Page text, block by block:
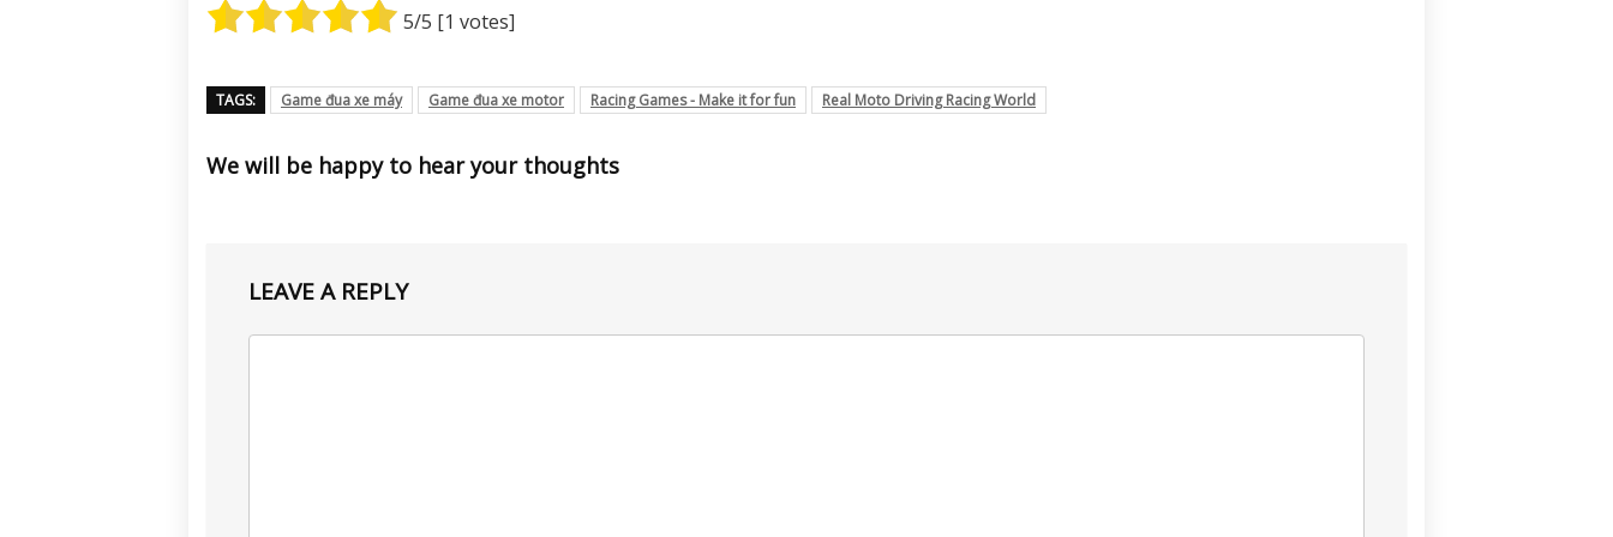
5/5 [1 votes]
TAGS: Game đua xe máy Game đua xe motor Racing Games - Make it for fun Real Moto Driving Racing World
We will be happy to hear your thoughts
LEAVE A REPLY